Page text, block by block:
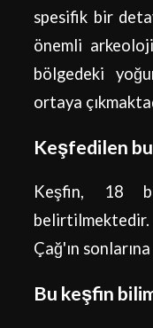
spesifik bir
önemli
bölgedeki
ortaya
Keşfedilen
Keşfin, 18
Çağ'ın
Bu keşfin